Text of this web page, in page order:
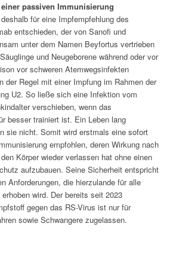
passiven Immunisierung
für eine Impfempfehlung des
entschieden, der von Sanofi und
unter dem Namen Beyfortus vertrieben
und Neugeborene während oder vor
vor schweren Atemwegsinfekten
der Regel mit einer Impfung im Rahmen der
U2. So ließe sich eine Infektion vom
verschieben, wenn das
besser trainiert ist. Ein Leben lang
sie nicht. Somit wird erstmals eine sofort
empfohlen, deren Wirkung nach
Körper wieder verlassen hat ohne einen
aufzubauen. Seine Sicherheit entspricht
Anforderungen, die hierzulande für alle
wird. Der bereits seit 2023
gegen das RS-Virus ist nur für
sowie Schwangere zugelassen.